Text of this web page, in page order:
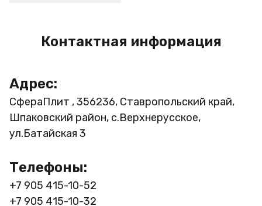
Контактная информация
Адрес:
СфераПлит , 356236, Ставропольский край,
Шпаковский район, с.Верхнерусское,
ул.Батайская 3
Телефоны:
+7 905 415-10-52
+7 905 415-10-32